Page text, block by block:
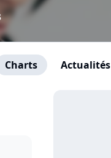
Charts Actualités